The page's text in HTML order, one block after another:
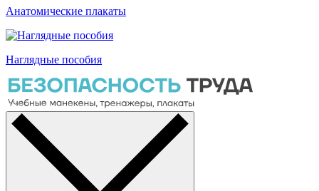
Анатомические плакаты
Наглядные пособия